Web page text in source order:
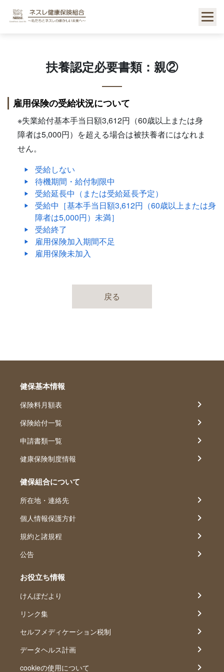
扶養認定必要書類：親②
雇用保険の受給状況について
※失業給付基本手当日額3,612円（60歳以上または身
障者は5,000円）を超える場合は被扶養者にはなれま
せん。
受給しない
待機期間・給付制限中
受給延長中（または受給延長予定）
受給中［基本手当日額3,612円（60歳以上または身
障者は5,000円）未満］
受給終了
雇用保険加入期間不足
雇用保険未加入
戻る
健保基本情報
保険料月額表
保険給付一覧
申請書類一覧
健康保険制度情報
健保組合について
所在地・連絡先
個人情報保護方針
規約と諸規程
公告
お役立ち情報
けんぽだより
リンク集
セルフメディケーション税制
データヘルス計画
cookieの使用について